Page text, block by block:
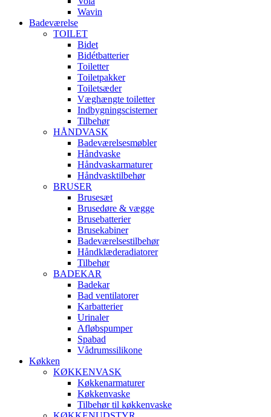
Wavin
Badeværelse
TOILET
Bidet
Bidétbatterier
Toiletter
Toiletpakker
Toiletsæder
Væghængte toiletter
Indbygningscisterner
Tilbehør
HÅNDVASK
Badeværelsesmøbler
Håndvaske
Håndvaskarmaturer
Håndvasktilbehør
BRUSER
Brusesæt
Brusedøre & vægge
Brusebatterier
Brusekabiner
Badeværelsestilbehør
Håndklæderadiatorer
Tilbehør
BADEKAR
Badekar
Bad ventilatorer
Karbatterier
Urinaler
Afløbspumper
Spabad
Vådrumssilikone
Køkken
KØKKENVASK
Køkkenarmaturer
Køkkenvaske
Tilbehør til køkkenvaske